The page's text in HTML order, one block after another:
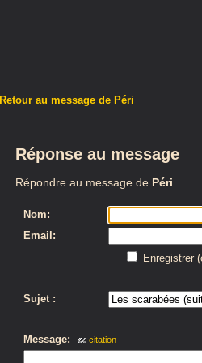
Retour au message de Péri
Réponse au message
Répondre au message de Péri
Nom:
Email:
Enregistrer
Sujet :
Message: citation